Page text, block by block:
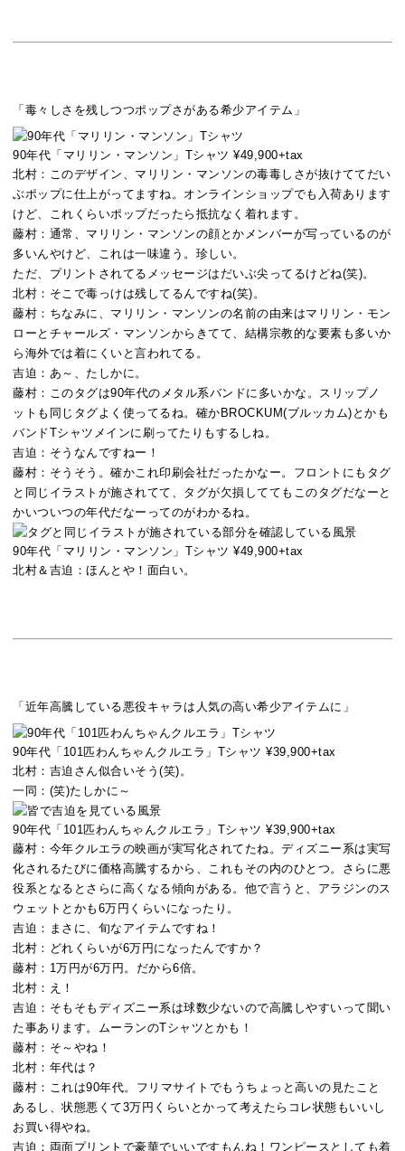
「毒々しさを残しつつポップさがある希少アイテム」
90年代「マリリン・マンソン」Tシャツ ¥49,900+tax
北村： このデザイン、マリリン・マンソンの毒毒しさが抜けててだい
ぶポップに仕上がってますね。オンラインショップでも入荷あります
けど、これくらいポップだったら抵抗なく着れます。
藤村： 通常、マリリン・マンソンの顔とかメンバーが写っているのが
多いんやけど、これは一味違う。珍しい。
ただ、プリントされてるメッセージはだいぶ尖ってるけどね(笑)。
北村： そこで毒っけは残してるんですね(笑)。
藤村： ちなみに、マリリン・マンソンの名前の由来はマリリン・モン
ローとチャールズ・マンソンからきてて、結構宗教的な要素も多いか
ら海外では着にくいと言われてる。
吉迫： あ～、たしかに。
藤村： このタグは90年代のメタル系バンドに多いかな。スリップノ
ットも同じタグよく使ってるね。確かBROCKUM(ブルッカム)とかも
バンドTシャツメインに刷ってたりもするしね。
吉迫： そうなんですねー！
藤村： そうそう。確かこれ印刷会社だったかなー。フロントにもタグ
と同じイラストが施されてて、タグが欠損しててもこのタグだなーと
かいついつの年代だなーってのがわかるね。
90年代「マリリン・マンソン」Tシャツ ¥49,900+tax
北村＆吉迫：ほんとや！面白い。
「近年高騰している悪役キャラは人気の高い希少アイテムに」
90年代「101匹わんちゃんクルエラ」Tシャツ ¥39,900+tax
北村： 吉迫さん似合いそう(笑)。
一同： (笑)たしかに～
90年代「101匹わんちゃんクルエラ」Tシャツ ¥39,900+tax
藤村： 今年クルエラの映画が実写化されてたね。ディズニー系は実写
化されるたびに価格高騰するから、これもその内のひとつ。さらに悪
役系となるとさらに高くなる傾向がある。他で言うと、アラジンのス
ウェットとかも6万円くらいになったり。
吉迫： まさに、旬なアイテムですね！
北村： どれくらいが6万円になったんですか？
藤村： 1万円が6万円。だから6倍。
北村： え！
吉迫： そもそもディズニー系は球数少ないので高騰しやすいって聞い
た事あります。ムーランのTシャツとかも！
藤村： そ～やね！
北村： 年代は？
藤村： これは90年代。フリマサイトでもうちょっと高いの見たこと
あるし、状態悪くて3万円くらいとかって考えたらコレ状態もいいし
お買い得やね。
吉迫： 両面プリントで豪華でいいですもんね！ワンピースとしても着